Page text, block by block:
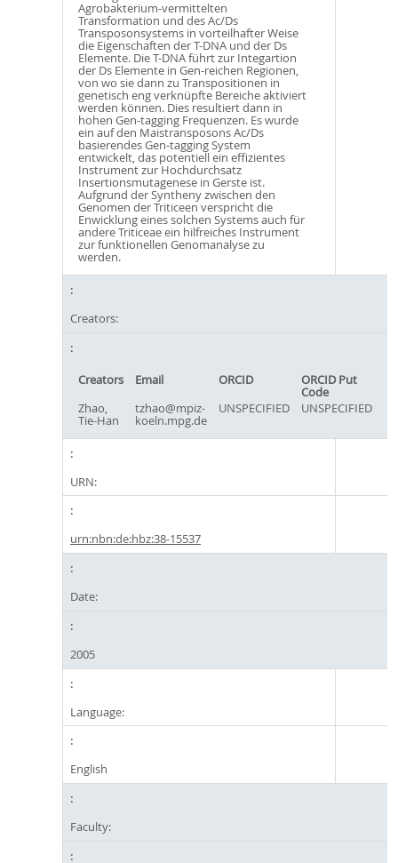
Agrobakterium-vermittelten
Transformation und des Ac/Ds
Transposonsystems in vorteilhafter Weise
die Eigenschaften der T-DNA und der Ds
Elemente. Die T-DNA führt zur Integartion
der Ds Elemente in Gen-reichen Regionen,
von wo sie dann zu Transpositionen in
genetisch eng verknüpfte Bereiche aktiviert
werden können. Dies resultiert dann in
hohen Gen-tagging Frequenzen. Es wurde
ein auf den Maistransposons Ac/Ds
basierendes Gen-tagging System
entwickelt, das potentiell ein effizientes
Instrument zur Hochdurchsatz
Insertionsmutagenese in Gerste ist.
Aufgrund der Syntheny zwischen den
Genomen der Triticeen verspricht die
Enwicklung eines solchen Systems auch für
andere Triticeae ein hilfreiches Instrument
zur funktionellen Genomanalyse zu
werden.
Creators:
Creators Email ORCID ORCID Put
Code
Zhao,
Tie-Han
tzhao@mpiz-
koeln.mpg.de
UNSPECIFIED UNSPECIFIED
URN:
urn:nbn:de:hbz:38-15537
Date:
2005
Language:
English
Faculty: